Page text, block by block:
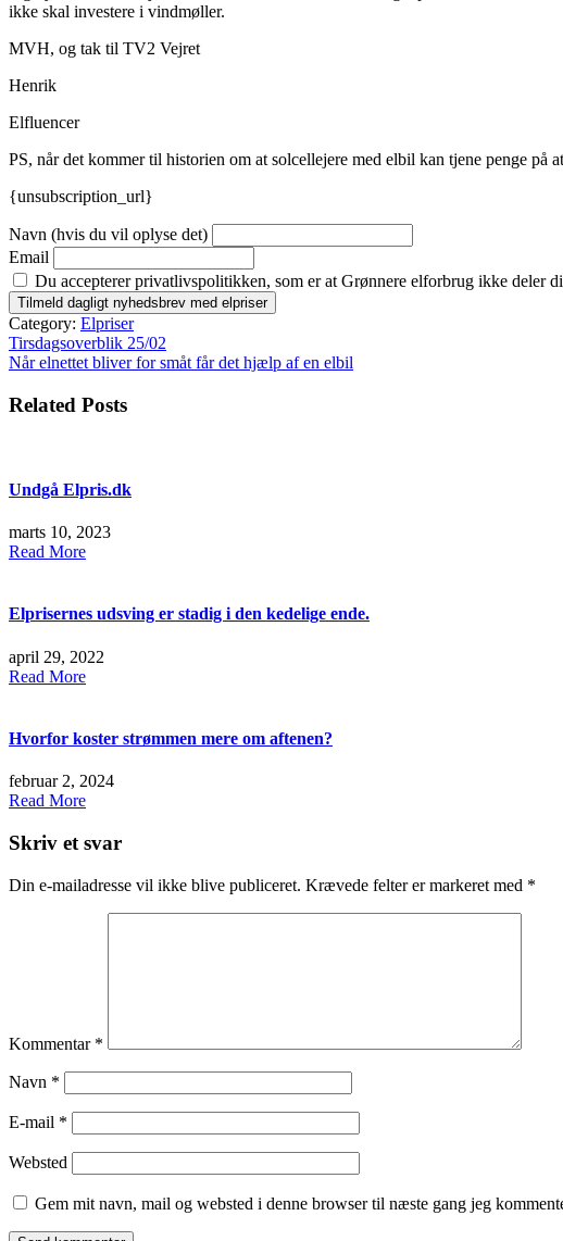
ikke skal investere i vindmøller.
MVH, og tak til TV2 Vejret
Henrik
Elfluencer
PS, når det kommer til historien om at solcellejere med elbil kan tjene penge på
{unsubscription_url}
Navn (hvis du vil oplyse det)
Email
Du accepterer privatlivspolitikken, som er at Grønnere elforbrug ikke deler
Category: Elpriser
Indlægsnavigation
Tirsdagsoverblik 25/02
Når elnettet bliver for småt får det hjælp af en elbil
Related Posts
Undgå Elpris.dk
marts 10, 2023
Read More
Elprisernes udsving er stadig i den kedelige ende.
april 29, 2022
Read More
Hvorfor koster strømmen mere om aftenen?
februar 2, 2024
Read More
Skriv et svar
Din e-mailadresse vil ikke blive publiceret. Krævede felter er markeret med *
Kommentar *
Navn *
E-mail *
Websted
Gem mit navn, mail og websted i denne browser til næste gang jeg